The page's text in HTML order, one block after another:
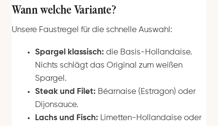
Wann welche Variante?
Unsere Faustregel für die schnelle Auswahl:
Spargel klassisch: die Basis-Hollandaise.
Nichts schlägt das Original zum weißen
Spargel.
Steak und Filet: Béarnaise (Estragon) oder
Dijonsauce.
Lachs und Fisch: Limetten-Hollandaise oder